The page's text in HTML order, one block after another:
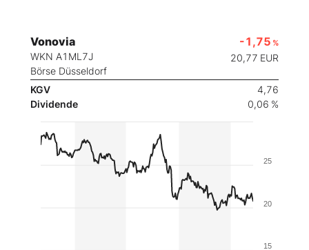
Vonovia
WKN A1ML7J
Börse Düsseldorf
-1,75 %
20,77 EUR
KGV
4,76
Dividende
0,06 %
15
20
25